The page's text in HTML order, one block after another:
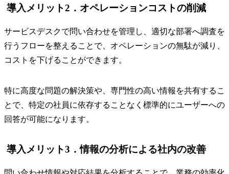
導入メリット2．オペレーションコストの削減
サービスデスクで問い合わせを管理し、適切な部署へ調査を
行うフローを整えることで、オペレーションの無駄が減り、
コストを下げることができます。
特に高度な問題の解決策や、専門性の高い情報を共有するこ
とで、特定の社員に依存することなく標準的にユーザーへの
回答が可能になります。
導入メリット3．情報の分析による社内の改善